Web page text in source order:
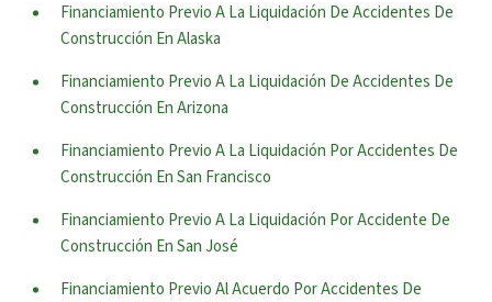
Financiamiento Previo A La Liquidación De Accidentes De
Construcción En Alaska
Financiamiento Previo A La Liquidación De Accidentes De
Construcción En Arizona
Financiamiento Previo A La Liquidación Por Accidentes De
Construcción En San Francisco
Financiamiento Previo A La Liquidación Por Accidente De
Construcción En San José
Financiamiento Previo Al Acuerdo Por Accidentes De